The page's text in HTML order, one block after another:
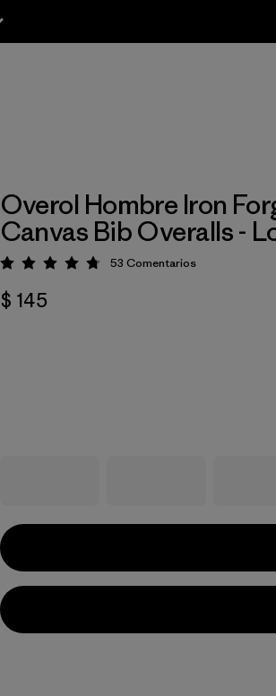
Overol Hombre Iron
Canvas Bib Overalls -
Valoración: 4.8 / 5
53 Comentarios
$ 145